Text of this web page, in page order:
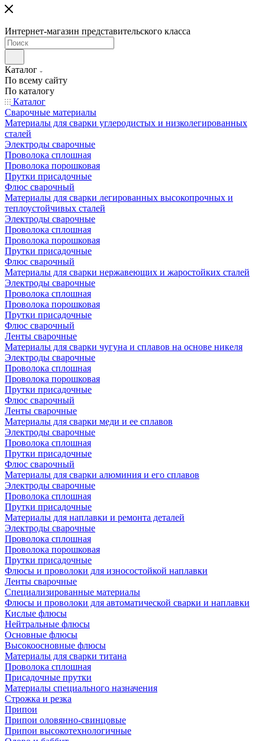
Интернет-магазин представительского класса
Каталог
По всему сайту
По каталогу
Каталог
Сварочные материалы
Материалы для сварки углеродистых и низколегированных
сталей
Электроды сварочные
Проволока сплошная
Проволока порошковая
Прутки присадочные
Флюс сварочный
Материалы для сварки легированных высокопрочных и
теплоустойчивых сталей
Электроды сварочные
Проволока сплошная
Проволока порошковая
Прутки присадочные
Флюс сварочный
Материалы для сварки нержавеющих и жаростойких сталей
Электроды сварочные
Проволока сплошная
Проволока порошковая
Прутки присадочные
Флюс сварочный
Ленты сварочные
Материалы для сварки чугуна и сплавов на основе никеля
Электроды сварочные
Проволока сплошная
Проволока порошковая
Прутки присадочные
Флюс сварочный
Ленты сварочные
Материалы для сварки меди и ее сплавов
Электроды сварочные
Проволока сплошная
Прутки присадочные
Флюс сварочный
Материалы для сварки алюминия и его сплавов
Электроды сварочные
Проволока сплошная
Прутки присадочные
Материалы для наплавки и ремонта деталей
Электроды сварочные
Проволока сплошная
Проволока порошковая
Прутки присадочные
Флюсы и проволоки для износостойкой наплавки
Ленты сварочные
Специализированные материалы
Флюсы и проволоки для автоматической сварки и наплавки
Кислые флюсы
Нейтральные флюсы
Основные флюсы
Высокоосновные флюсы
Материалы для сварки титана
Проволока сплошная
Присадочные прутки
Материалы специального назначения
Строжка и резка
Припои
Припои оловянно-свинцовые
Припои высокотехнологичные